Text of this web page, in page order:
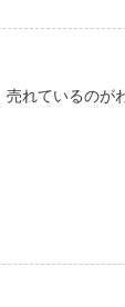
れているのが